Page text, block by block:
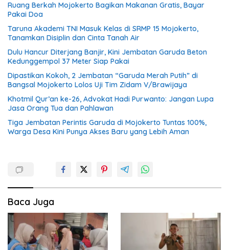
Ruang Berkah Mojokerto Bagikan Makanan Gratis, Bayar
Pakai Doa
Taruna Akademi TNI Masuk Kelas di SRMP 15 Mojokerto,
Tanamkan Disiplin dan Cinta Tanah Air
Dulu Hancur Diterjang Banjir, Kini Jembatan Garuda Beton
Kedunggempol 37 Meter Siap Pakai
Dipastikan Kokoh, 2 Jembatan “Garuda Merah Putih” di
Bangsal Mojokerto Lolos Uji Tim Zidam V/Brawijaya
Khotmil Qur’an ke-26, Advokat Hadi Purwanto: Jangan Lupa
Jasa Orang Tua dan Pahlawan
Tiga Jembatan Perintis Garuda di Mojokerto Tuntas 100%,
Warga Desa Kini Punya Akses Baru yang Lebih Aman
Baca Juga